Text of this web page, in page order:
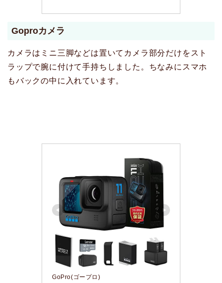
Goproカメラ
カメラはミニ三脚などは置いてカメラ部分だけをスト
ラップで腕に付けて手持ちしました。ちなみにスマホ
もバックの中に入れています。
GoPro(ゴープロ)